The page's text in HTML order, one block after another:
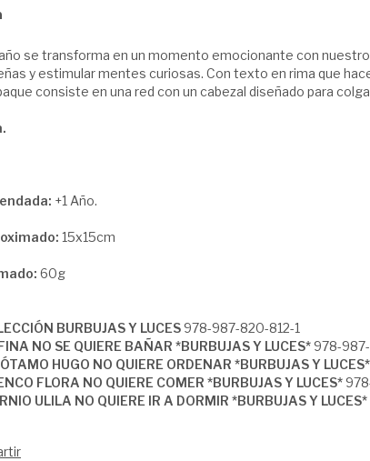
se transforma en un momento emocionante con
y estimular mentes curiosas. Con texto en rima que
consiste en una red con un cabezal diseñado para
+1 Año.
15x15cm
60g
BURBUJAS Y LUCES 978-987-820-812-1
NO SE QUIERE BAÑAR *BURBUJAS Y LUCES* 978-
HUGO NO QUIERE ORDENAR *BURBUJAS Y LUCES*
FLORA NO QUIERE COMER *BURBUJAS Y LUCES*
ULILA NO QUIERE IR A DORMIR *BURBUJAS Y LUCES*